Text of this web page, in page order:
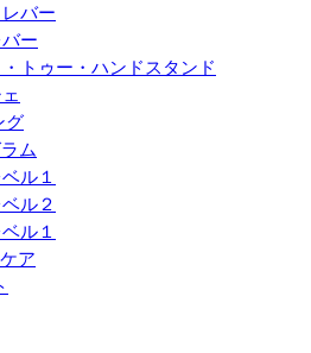
バー
ー
・トゥー・ハンドスタンド
グ
ム
ル１
ル２
ル１
ア